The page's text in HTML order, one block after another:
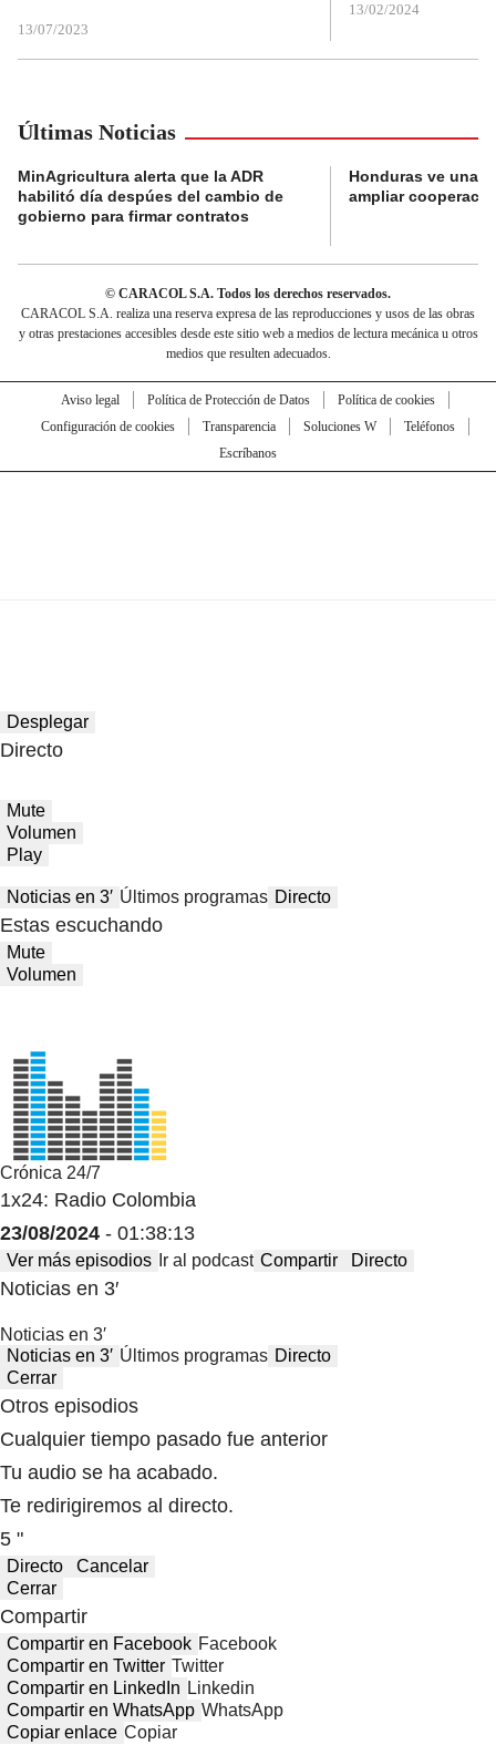
13/07/2023
13/02/2024
Últimas Noticias
MinAgricultura alerta que la ADR
habilitó día despúes del cambio de
gobierno para firmar contratos
Honduras ve una
ampliar
© CARACOL S.A. Todos los derechos reservados.
CARACOL S.A. realiza una reserva expresa de las reproducciones y usos de las obras
y otras prestaciones accesibles desde este sitio web a medios de lectura mecánica u otros
medios que resulten adecuados.
Aviso legal Política de Protección de Datos
Política de cookies
Configuración de cookies
Transparencia Soluciones W
Teléfonos
Escríbanos
Desplegar
Directo
Mute
Volumen
Play
Noticias en 3′ Últimos programas Directo
Estas escuchando
Mute
Volumen
Crónica 24/7
1x24: Radio Colombia
23/08/2024 - 01:38:13
Ver más episodios Ir al podcast Compartir Directo
Noticias en 3′
Noticias en 3′
Noticias en 3′ Últimos programas Directo
Cerrar
Otros episodios
Cualquier tiempo pasado fue anterior
Tu audio se ha acabado.
Te redirigiremos al directo.
5 "
Directo
Cancelar
Cerrar
Compartir
Compartir en Facebook Facebook
Compartir en Twitter Twitter
Compartir en LinkedIn Linkedin
Compartir en WhatsApp WhatsApp
Copiar enlace Copiar